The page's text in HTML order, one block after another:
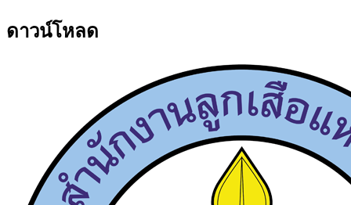
ดาวน์โหลด